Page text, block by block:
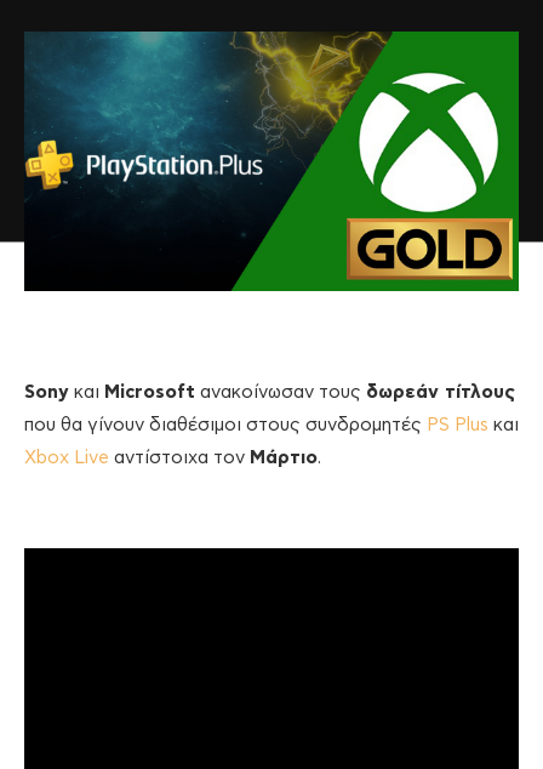
Sony και Microsoft ανακοίνωσαν τους δωρεάν τίτλους
που θα γίνουν διαθέσιμοι στους συνδρομητές PS Plus και
Xbox Live αντίστοιχα τον Μάρτιο.